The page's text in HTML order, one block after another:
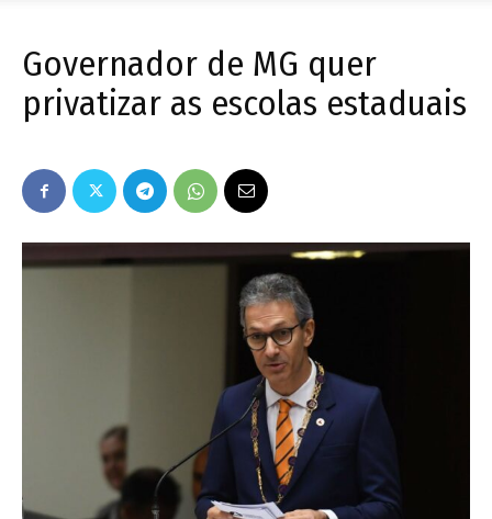
Comunicação
Popular
–
AL
Governador de MG quer
privatizar as escolas estaduais